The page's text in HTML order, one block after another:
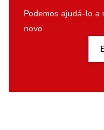
Podemos ajudá-lo a
novo